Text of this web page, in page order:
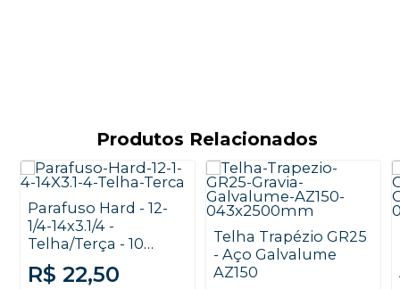
Produtos Relacionados
Parafuso Hard - 12-
1/4-14x3.1/4 -
Telha/Terça - 10
unidades
R$ 22,50
Telha Trapézio GR25
- Aço Galvalume
AZ150